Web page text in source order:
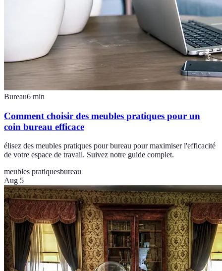
Bureau6 min
Comment choisir des meubles pratiques pour un
coin bureau efficace
élisez des meubles pratiques pour bureau pour maximiser l'efficacité
de votre espace de travail. Suivez notre guide complet.
meubles pratiquesbureau
Aug 5